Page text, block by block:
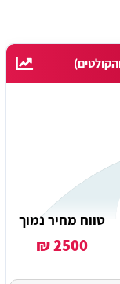
טווח מחיר נמוך
2500 ₪